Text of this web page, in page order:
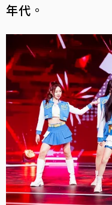
年代 。